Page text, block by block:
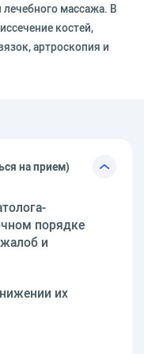
массажа. В
костей,
артроскопия и
на прием)
порядке
и
их